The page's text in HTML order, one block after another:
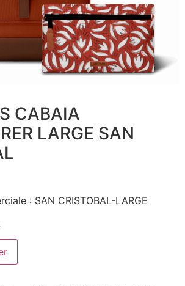
CABAIA
LARGE SAN
: SAN CRISTOBAL-LARGE